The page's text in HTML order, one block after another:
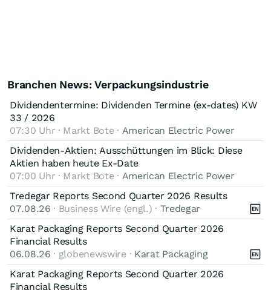
Branchen News: Verpackungsindustrie
Dividendentermine: Dividenden Termine (ex-dates) KW
33 / 2026
07:30 Uhr · Markt Bote · American Electric Power
Dividenden-Aktien: Ausschüttungen im Blick: Diese
Aktien haben heute Ex-Date
07:00 Uhr · Markt Bote · American Electric Power
Tredegar Reports Second Quarter 2026 Results
07.08.26 · Business Wire (engl.) · Tredegar
Karat Packaging Reports Second Quarter 2026
Financial Results
06.08.26 · globenewswire · Karat Packaging
Karat Packaging Reports Second Quarter 2026
Financial Results